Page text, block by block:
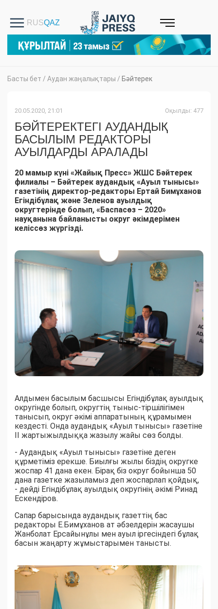
Басты бет / Аудан жаңалықтары / Бәйтерек
20.05.2020, 21:01 Оқылды: 477
БӘЙТЕРЕКТЕГІ АУДАНДЫҚ
БАСЫЛЫМ РЕДАКТОРЫ
АУЫЛДАРДЫ АРАЛАДЫ
20 мамыр күні «Жайық Пресс» ЖШС Бәйтерек
филиалы – Бәйтерек аудандық «Ауыл тынысы»
газетінің директор-редакторы Ертай Бимұханов
Егіндібұлақ және Зеленов ауылдық
округтерінде болып, «Баспасөз – 2020»
науқанына байланысты округ әкімдерімен
келіссөз жүргізді.
Алдымен басылым басшысы Егіндібұлақ ауылдық
округінде болып, округтің тыныс-тіршілігімен
танысып, округ әкімі аппаратының құрамымен
кездесті. Онда аудандық «Ауыл тынысы» газетіне
ІІ жартыжылдыққа жазылу жайы сөз болды.
- Аудандық «Ауыл тынысы» газетіне деген
құрметіміз ерекше. Биылғы жылы біздің округке
жоспар 41 дана екен. Бірақ біз округ бойынша 50
дана газетке жазыламыз деп жоспарлап қойдық,
- дейді Егіндібұлақ ауылдық округінің әкімі Ринад
Ескендіров.
Сапар барысында аудандық газеттің бас
редакторы Е.Бимұханов ат әбзелдерін жасаушы
Жанболат Ерсайынұлы мен ауыл іргесіндегі бұлақ
басын жаңарту жұмыстарымен танысты.